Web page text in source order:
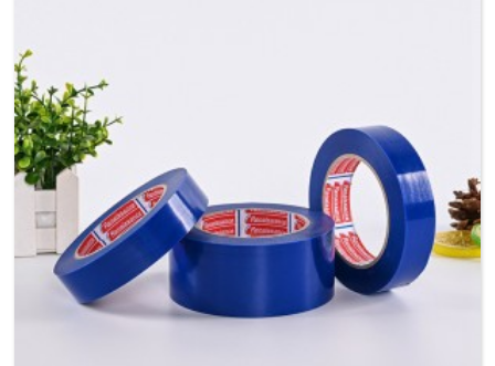
maskovať ich vonkajšok bez odstraňovania alebo výmeny
lišt alebo prepracovania čiar farby.